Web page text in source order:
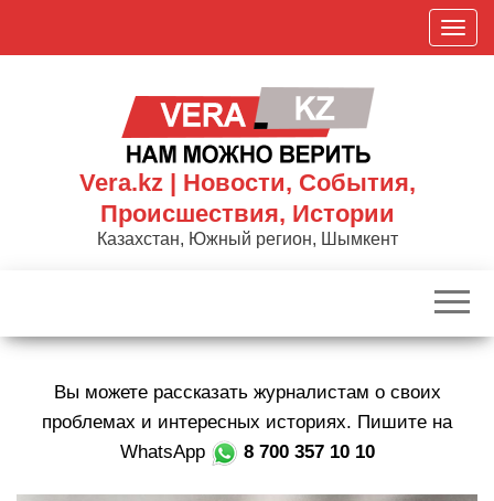
П
о
к
р
Vera.kz | Новости, События,
Происшествия, Истории
Казахстан, Южный регион, Шымкент
Вы можете рассказать журналистам о своих
проблемах и интересных историях. Пишите на
WhatsApp
8 700 357 10 10